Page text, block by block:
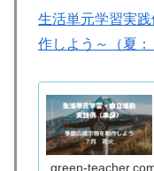
生活単元学習実
作しよう～（夏
green-